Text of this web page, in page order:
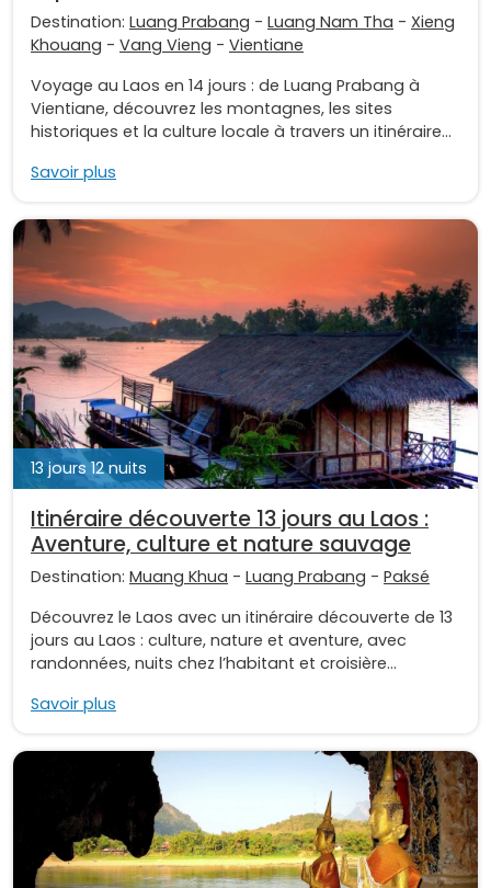
Destination: Luang Prabang - Luang Nam Tha - Xieng
Khouang - Vang Vieng - Vientiane
Voyage au Laos en 14 jours : de Luang Prabang à
Vientiane, découvrez les montagnes, les sites
historiques et la culture locale à travers un itinéraire...
Savoir plus
13 jours 12 nuits
Itinéraire découverte 13 jours au Laos :
Aventure, culture et nature sauvage
Destination: Muang Khua - Luang Prabang - Paksé
Découvrez le Laos avec un itinéraire découverte de 13
jours au Laos : culture, nature et aventure, avec
randonnées, nuits chez l’habitant et croisière...
Savoir plus